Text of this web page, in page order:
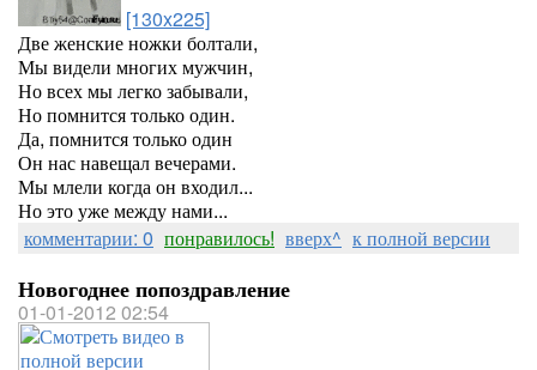
[130x225]
Две женские ножки болтали,
Мы видели многих мужчин,
Но всех мы легко забывали,
Но помнится только один.
Да, помнится только один
Он нас навещал вечерами.
Мы млели когда он входил...
Но это уже между нами...
комментарии: 0 понравилось! вверх^ к полной версии
Новогоднее попоздравление
01-01-2012 02:54